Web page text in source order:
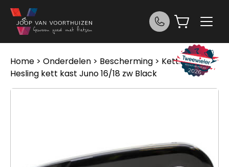
Ga naar de inhoud
Home > Onderdelen > Bescherming > Kettingkast>
Hesling kett kast Juno 16/18 zw Black